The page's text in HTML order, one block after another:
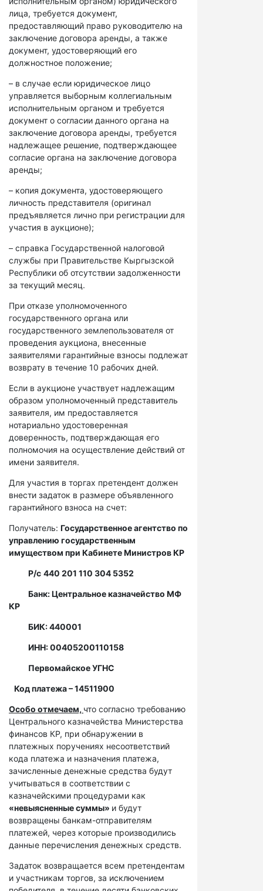
лица, требуется документ,
предоставляющий право руководителю на
заключение договора аренды, а также
документ, удостоверяющий его
должностное положение;
– в случае если юридическое лицо
управляется выборным коллегиальным
исполнительным органом и требуется
документ о согласии данного органа на
заключение договора аренды, требуется
надлежащее решение, подтверждающее
согласие органа на заключение договора
аренды;
– копия документа, удостоверяющего
личность представителя (оригинал
предъявляется лично при регистрации для
участия в аукционе);
– справка Государственной налоговой
службы при Правительстве Кыргызской
Республики об отсутствии задолженности
за текущий месяц.
При отказе уполномоченного
государственного органа или
государственного землепользователя от
проведения аукциона, внесенные
заявителями гарантийные взносы подлежат
возврату в течение 10 рабочих дней.
Если в аукционе участвует надлежащим
образом уполномоченный представитель
заявителя, им предоставляется
нотариально удостоверенная
доверенность, подтверждающая его
полномочия на осуществление действий от
имени заявителя.
Для участия в торгах претендент должен
внести задаток в размере объявленного
гарантийного взноса на счет:
Получатель: Государственное агентство по
управлению государственным
имуществом при Кабинете Министров КР
Р/с 440 201 110 304 5352
Банк: Центральное казначейство МФ
КР
БИК: 440001
ИНН: 00405200110158
Первомайское УГНС
Код платежа – 14511900
Особо отмечаем, что согласно требованию
Центрального казначейства Министерства
финансов КР, при обнаружении в
платежных поручениях несоответствий
кода платежа и назначения платежа,
зачисленные денежные средства будут
учитываться в соответствии с
казначейскими процедурами как
«невыясненные суммы» и будут
возвращены банкам-отправителям
платежей, через которые производились
данные перечисления денежных средств.
Задаток возвращается всем претендентам
и участникам торгов, за исключением